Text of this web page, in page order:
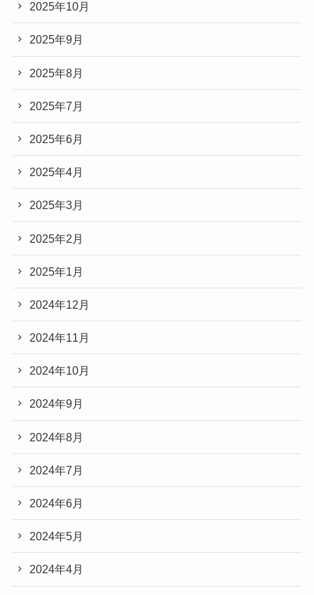
2025年10月
2025年9月
2025年8月
2025年7月
2025年6月
2025年4月
2025年3月
2025年2月
2025年1月
2024年12月
2024年11月
2024年10月
2024年9月
2024年8月
2024年7月
2024年6月
2024年5月
2024年4月